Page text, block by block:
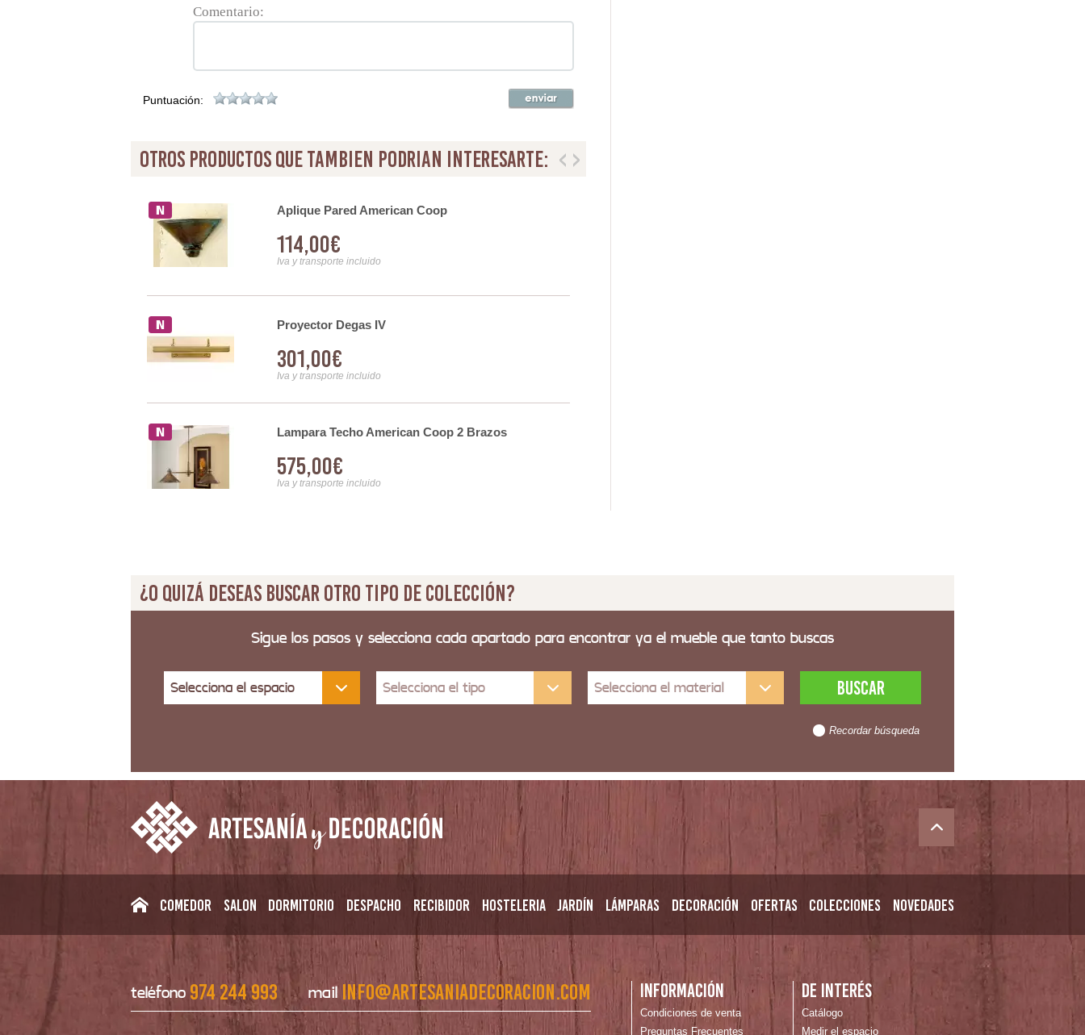
Comentario:
Puntuación:
otros productos que tambien podrian interesarte:
Aplique Pared American Coop
114,00€
Iva y transporte incluido
Proyector Degas IV
301,00€
Iva y transporte incluido
Lampara Techo American Coop 2 Brazos
575,00€
Iva y transporte incluido
¿O quizá deseas buscar otro tipo de colección?
Sigue los pasos y selecciona cada apartado para encontrar ya el mueble que tanto buscas
Selecciona el espacio Selecciona el tipo Selecciona el material
Recordar búsqueda
Comedor Salon Dormitorio Despacho Recibidor Hosteleria Jardín Lámparas Decoración Ofertas Colecciones Novedades
teléfono974 244 993 mail info@artesaniadecoracion.com Información
Condiciones de venta
Preguntas Frecuentes
De interés
Catálogo
Medir el espacio